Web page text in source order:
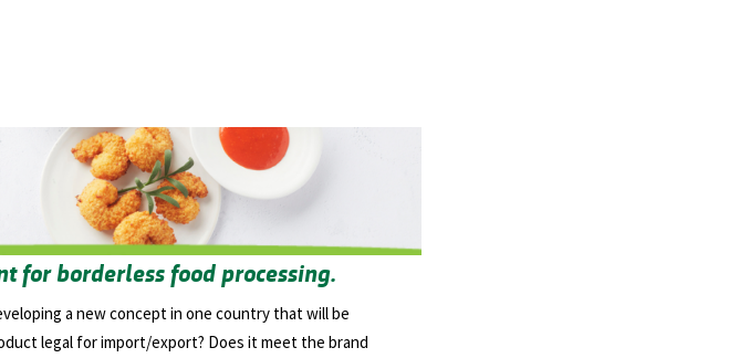
for borderless food processing.
a new concept in one country that will be
legal for import/export? Does it meet the brand